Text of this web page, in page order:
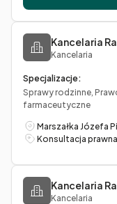
Kancelaria
Kancelaria
Specjalizacje:
Sprawy rodzinne,
farmaceutyczne
Konsultacja prawna
Kancelaria
Kancelaria